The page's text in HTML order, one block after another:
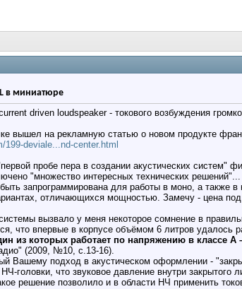
в миниатюре
driven loudspeaker - токового возбуждения
вышел на рекламную статью о новом продукте
199-deviale...nd-center.html
пробе пера в создании акустических систем"
"множество интересных технических решений"...
запрограммирована для работы в моно, а также
отличающихся мощностью. Замечу - цена
вызвало у меня некоторое сомнение в
что впервые в корпусе объёмом 6 литров удалось
из которых работает по напряжению в классе А
(2009, №10, с.13-16).
Вашему подход в акустическом оформлении -
головки, что звуковое давление внутри закрытого
решение позволило и в области НЧ применить